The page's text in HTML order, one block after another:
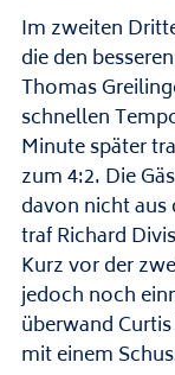
Im zweiten
die den
Thomas
schnellen
Minute später
zum 4:2. Die
davon nicht aus
traf Richard
Kurz vor der
jedoch noch
überwand
mit einem